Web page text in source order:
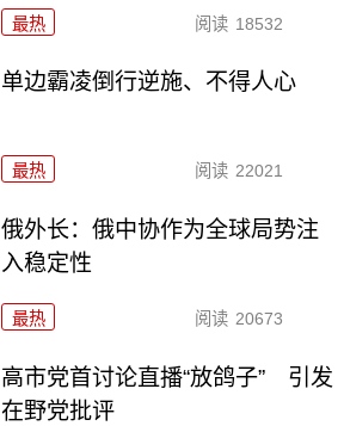
最热 阅读 18532
单边霸凌倒行逆施、不得人心
最热 阅读 22021
俄外长：俄中协作为全球局势注
入稳定性
最热 阅读 20673
高市党首讨论直播“放鸽子” 引发
在野党批评